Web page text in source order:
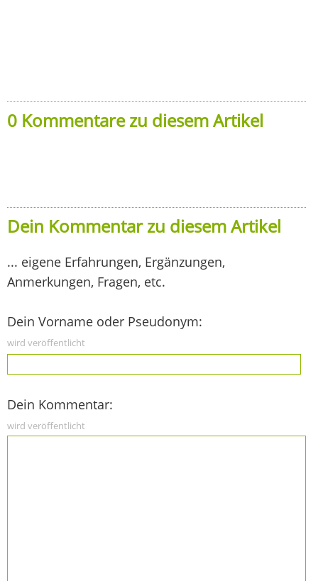
0 Kommentare zu diesem Artikel
Dein Kommentar zu diesem Artikel
... eigene Erfahrungen, Ergänzungen,
Anmerkungen, Fragen, etc.
Dein Vorname oder Pseudonym:
wird veröffentlicht
Dein Kommentar:
wird veröffentlicht